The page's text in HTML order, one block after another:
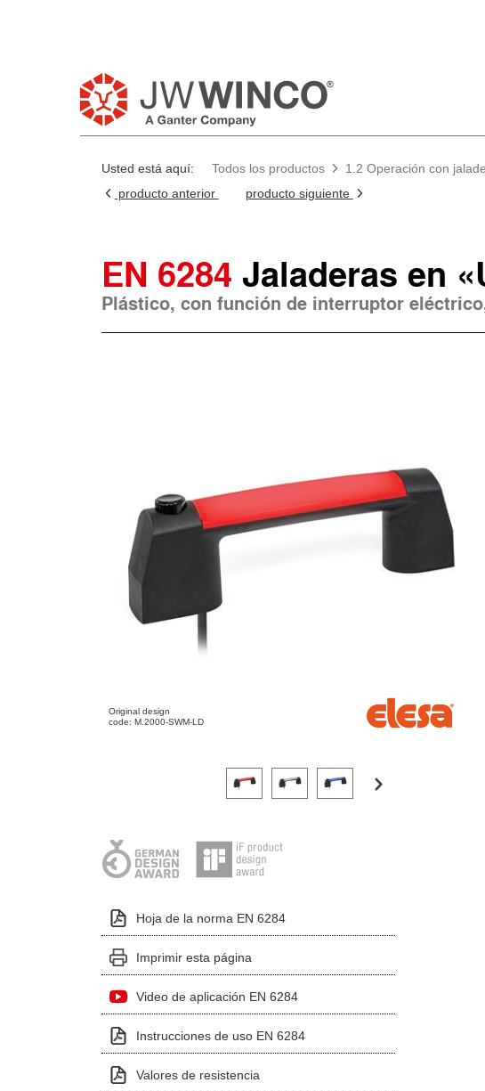
Usted está aquí: Todos los productos 1.2 Operación con
producto anterior
producto siguiente
EN 6284 Jaladeras en
Plástico, con función de interruptor
Original design
code: M.2000-SWM-LD
Haga clic en una imagen de variante para verla
Hoja de la norma EN 6284
Imprimir esta página
Video de aplicación EN 6284
Instrucciones de uso EN 6284
Valores de resistencia